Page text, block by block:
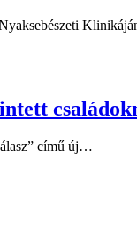
című új…